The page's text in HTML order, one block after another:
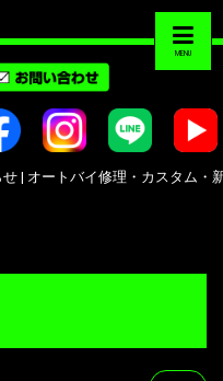
MENU
オートバイ修理・カスタム・新車